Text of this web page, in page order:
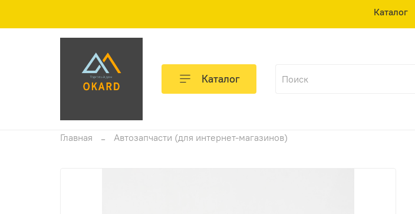
Каталог
Каталог
Главная Автозапчасти (для интернет-магазинов)